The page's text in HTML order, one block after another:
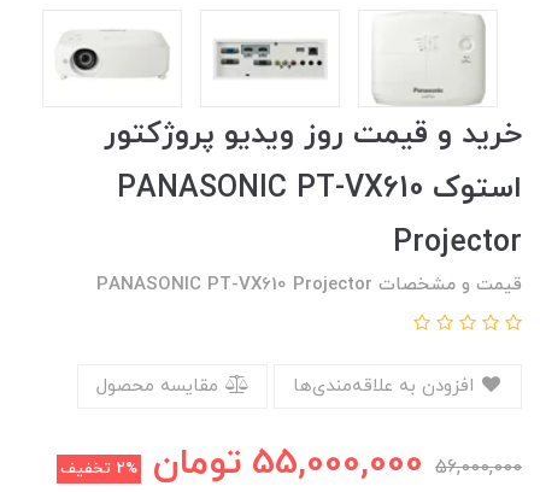
خرید و قیمت روز ویدیو پروژکتور
استوک PANASONIC PT-VX610
Projector
قیمت و مشخصات PANASONIC PT-VX610 Projector
مقایسه محصول
56,000,000
55,000,000 تومان 2% تخفیف